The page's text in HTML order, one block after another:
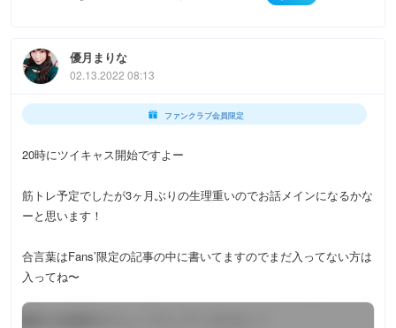
優月まりな
02.13.2022 08:13
ファンクラブ会員限定
20時にツイキャス開始ですよー
筋トレ予定でしたが3ヶ月ぶりの生理重いのでお話メインになるかな
ーと思います！
合言葉はFans’限定の記事の中に書いてますのでまだ入ってない方は
入ってね〜